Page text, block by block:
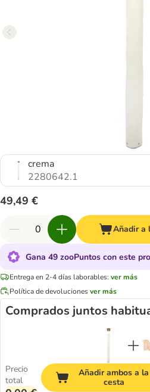
crema
2280642.1
49,49 €
Añadir a
Gana 49 zooPuntos con este
Entrega en 2-4 días laborables: ver más
Política de devolucionesver más
Comprados juntos
Precio
total
Añadir ambos a la
cesta